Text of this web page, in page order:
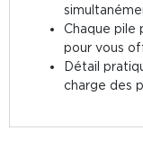
Chaque pile
pour vous
Détail
charge des